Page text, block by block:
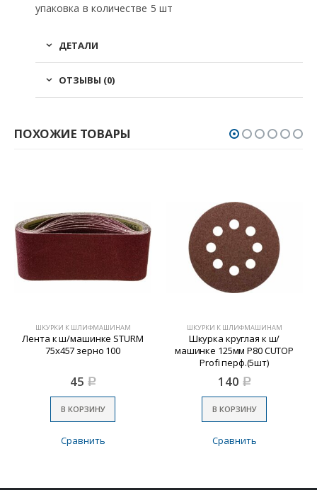
упаковка в количестве 5 шт
ДЕТАЛИ
ОТЗЫВЫ (0)
ПОХОЖИЕ ТОВАРЫ
ШКУРКИ К ШЛИФМАШИНАМ
Лента к ш/машинке STURM
75х457 зерно 100
45 Р
В КОРЗИНУ
Сравнить
ШКУРКИ К ШЛИФМАШИНАМ
Шкурка круглая к ш/
машинке 125мм Р80 CUTOP
Profi перф.(5шт)
140 Р
В КОРЗИНУ
Сравнить